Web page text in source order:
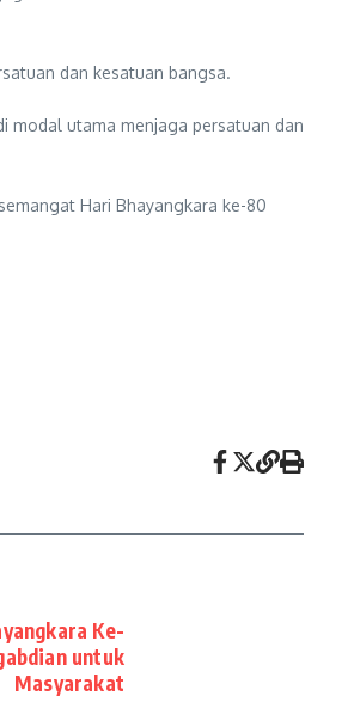
dan kesatuan bangsa.
modal utama menjaga persatuan dan
Hari Bhayangkara ke-80
Ke-
untuk
Masyarakat